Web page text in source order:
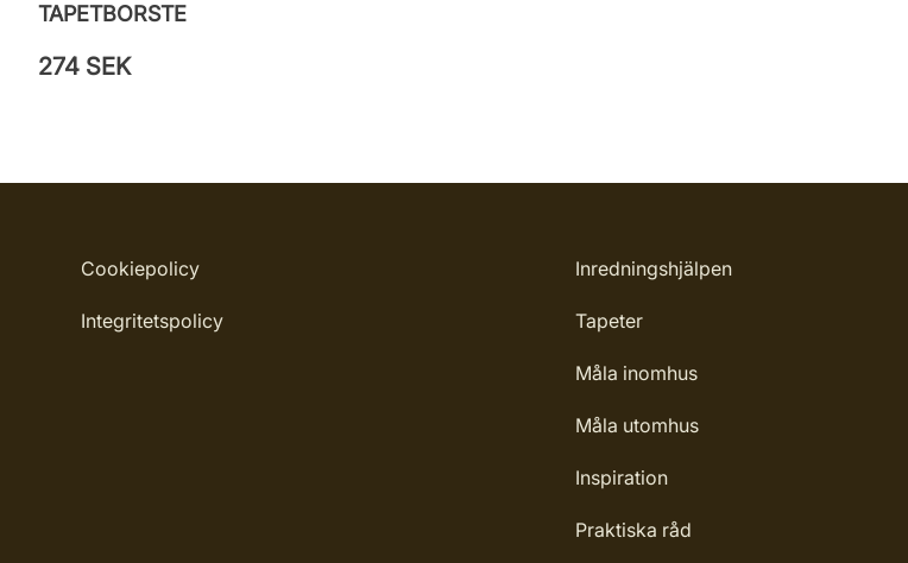
TAPETBORSTE
274 SEK
Cookiepolicy
Integritetspolicy
Inredningshjälpen
Tapeter
Måla inomhus
Måla utomhus
Inspiration
Praktiska råd